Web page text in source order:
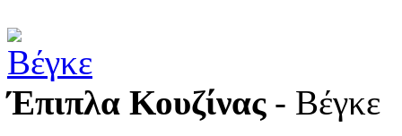
Έπιπλα Κουζίνας- Βέγκε